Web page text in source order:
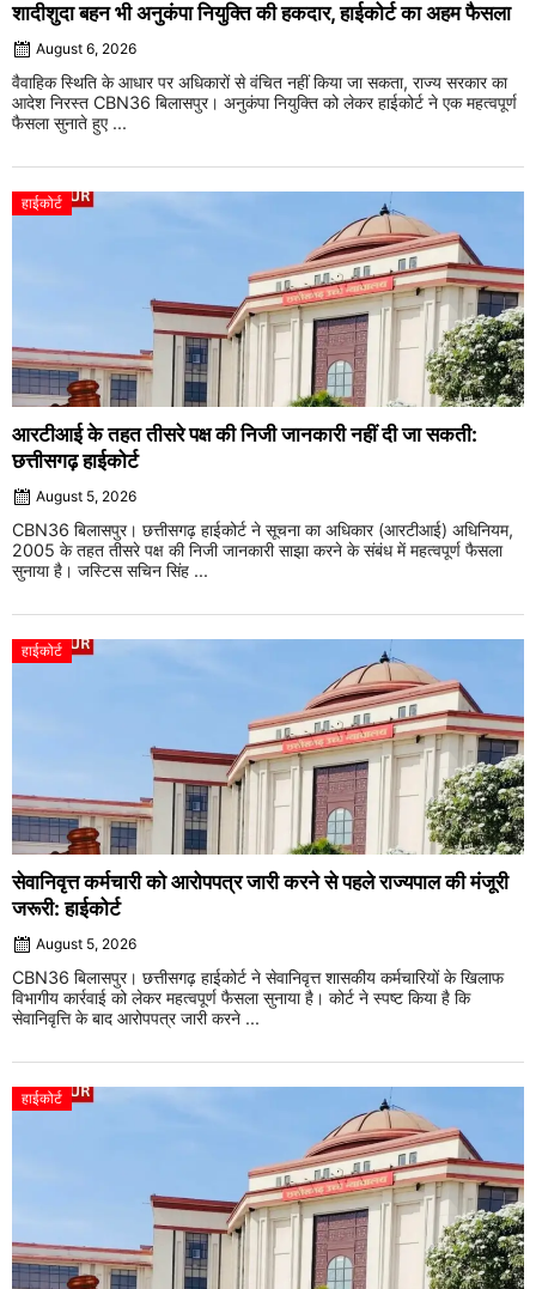
शादीशुदा बहन भी अनुकंपा नियुक्ति की हकदार, हाईकोर्ट का अहम फैसला
August 6, 2026
वैवाहिक स्थिति के आधार पर अधिकारों से वंचित नहीं किया जा सकता, राज्य सरकार का
आदेश निरस्त CBN36 बिलासपुर। अनुकंपा नियुक्ति को लेकर हाईकोर्ट ने एक महत्वपूर्ण
फैसला सुनाते हुए ...
हाईकोर्ट
आरटीआई के तहत तीसरे पक्ष की निजी जानकारी नहीं दी जा सकती:
छत्तीसगढ़ हाईकोर्ट
August 5, 2026
CBN36 बिलासपुर। छत्तीसगढ़ हाईकोर्ट ने सूचना का अधिकार (आरटीआई) अधिनियम,
2005 के तहत तीसरे पक्ष की निजी जानकारी साझा करने के संबंध में महत्वपूर्ण फैसला
सुनाया है। जस्टिस सचिन सिंह ...
हाईकोर्ट
सेवानिवृत्त कर्मचारी को आरोपपत्र जारी करने से पहले राज्यपाल की मंजूरी
जरूरी: हाईकोर्ट
August 5, 2026
CBN36 बिलासपुर। छत्तीसगढ़ हाईकोर्ट ने सेवानिवृत्त शासकीय कर्मचारियों के खिलाफ
विभागीय कार्रवाई को लेकर महत्वपूर्ण फैसला सुनाया है। कोर्ट ने स्पष्ट किया है कि
सेवानिवृत्ति के बाद आरोपपत्र जारी करने ...
हाईकोर्ट